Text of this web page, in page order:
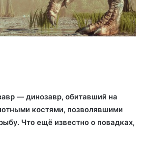
— динозавр, обитавший на
костями, позволявшими
Что ещё известно о повадках,